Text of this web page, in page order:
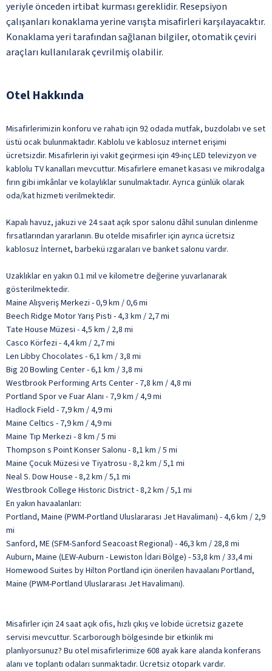
yeriyle önceden irtibat kurması gereklidir. Resepsiyon
çalışanları konaklama yerine varışta misafirleri karşılayacaktır.
Konaklama yeri tarafından sağlanan bilgiler, otomatik çeviri
araçları kullanılarak çevrilmiş olabilir.
Otel Hakkında
Misafirlerimizin konforu ve rahatı için 92 odada mutfak, buzdolabı ve set
üstü ocak bulunmaktadır. Kablolu ve kablosuz internet erişimi
ücretsizdir. Misafirlerin iyi vakit geçirmesi için 49-inç LED televizyon ve
kablolu TV kanalları mevcuttur. Misafirlere emanet kasası ve mikrodalga
fırın gibi imkânlar ve kolaylıklar sunulmaktadır. Ayrıca günlük olarak
oda/kat hizmeti verilmektedir.
Kapalı havuz, jakuzi ve 24 saat açık spor salonu dâhil sunulan dinlenme
fırsatlarından yararlanın. Bu otelde misafirler için ayrıca ücretsiz
kablosuz İnternet, barbekü ızgaraları ve banket salonu vardır.
Uzaklıklar en yakın 0.1 mil ve kilometre değerine yuvarlanarak
gösterilmektedir.
Maine Alışveriş Merkezi - 0,9 km / 0,6 mi
Beech Ridge Motor Yarış Pisti - 4,3 km / 2,7 mi
Tate House Müzesi - 4,5 km / 2,8 mi
Casco Körfezi - 4,4 km / 2,7 mi
Len Libby Chocolates - 6,1 km / 3,8 mi
Big 20 Bowling Center - 6,1 km / 3,8 mi
Westbrook Performing Arts Center - 7,8 km / 4,8 mi
Portland Spor ve Fuar Alanı - 7,9 km / 4,9 mi
Hadlock Field - 7,9 km / 4,9 mi
Maine Celtics - 7,9 km / 4,9 mi
Maine Tıp Merkezi - 8 km / 5 mi
Thompson s Point Konser Salonu - 8,1 km / 5 mi
Maine Çocuk Müzesi ve Tiyatrosu - 8,2 km / 5,1 mi
Neal S. Dow House - 8,2 km / 5,1 mi
Westbrook College Historic District - 8,2 km / 5,1 mi
En yakın havaalanları:
Portland, Maine (PWM-Portland Uluslararası Jet Havalimanı) - 4,6 km / 2,9
mi
Sanford, ME (SFM-Sanford Seacoast Regional) - 46,3 km / 28,8 mi
Auburn, Maine (LEW-Auburn - Lewiston İdari Bölge) - 53,8 km / 33,4 mi
Homewood Suites by Hilton Portland için önerilen havaalanı Portland,
Maine (PWM-Portland Uluslararası Jet Havalimanı).
Misafirler için 24 saat açık ofis, hızlı çıkış ve lobide ücretsiz gazete
servisi mevcuttur. Scarborough bölgesinde bir etkinlik mi
planlıyorsunuz? Bu otel misafirlerimize 608 ayak kare alanda konferans
alanı ve toplantı odaları sunmaktadır. Ücretsiz otopark vardır.